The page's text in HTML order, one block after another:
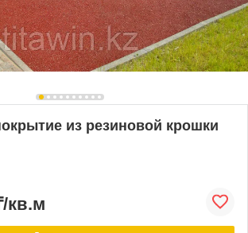
из резиновой крошки
кв.м